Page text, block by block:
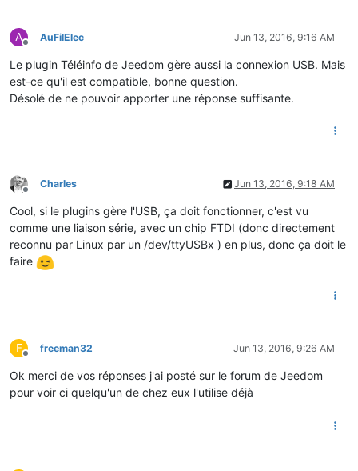
A
Offline
AuFilElec Jun 13, 2016, 9:16 AM
Le plugin Téléinfo de Jeedom gère aussi la connexion USB. Mais
est-ce qu'il est compatible, bonne question.
Désolé de ne pouvoir apporter une réponse suffisante.
Offline
Charles Jun 13, 2016, 9:18 AM
Cool, si le plugins gère l'USB, ça doit fonctionner, c'est vu
comme une liaison série, avec un chip FTDI (donc directement
reconnu par Linux par un /dev/ttyUSBx ) en plus, donc ça doit le
faire
F
Offline
freeman32 Jun 13, 2016, 9:26 AM
Ok merci de vos réponses j'ai posté sur le forum de Jeedom
pour voir ci quelqu'un de chez eux l'utilise déjà